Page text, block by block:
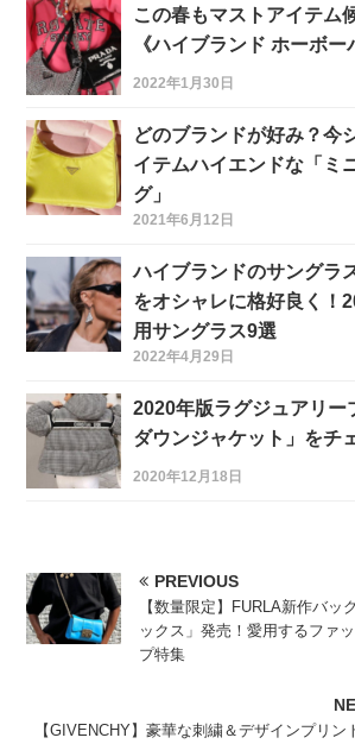
この春もマストアイテム
《ハイブランド ホーボー
2022年1月30日
どのブランドが好み？今
イテムハイエンドな「ミ
グ」
2021年6月12日
ハイブランドのサングラ
をオシャレに格好良く！
用サングラス9選
2022年4月29日
2020年版ラグジュアリー
ダウンジャケット」をチ
2020年12月18日
PREVIOUS
【数量限定】FURLA新作バッ
ックス」発売！愛用するファ
プ特集
【GIVENCHY】豪華な刺繍＆デザインプリン